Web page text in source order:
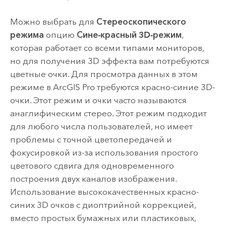
Можно выбрать для Стереоскопического
режима опцию Сине-красный 3D-режим,
которая работает со всеми типами мониторов,
но для получения 3D эффекта вам потребуются
цветные очки. Для просмотра данных в этом
режиме в ArcGIS Proтребуются красно-синие 3D-
очки. Этот режим и очки часто называются
анаглифическим стерео. Этот режим подходит
для любого числа пользователей, но имеет
проблемы с точной цветопередачей и
фокусировкой из-за использования простого
цветового сдвига для одновременного
построения двух каналов изображения.
Использование высококачественных красно-
синих 3D очков с диоптрийной коррекцией,
вместо простых бумажных или пластиковых,